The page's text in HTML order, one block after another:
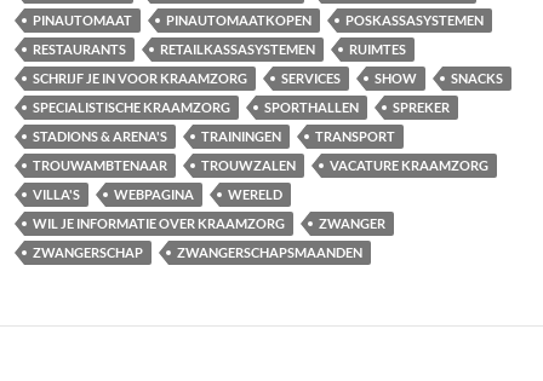
PINAUTOMAAT
PINAUTOMAATKOPEN
POSKASSASYSTEMEN
RESTAURANTS
RETAILKASSASYSTEMEN
RUIMTES
SCHRIJF JE IN VOOR KRAAMZORG
SERVICES SHOW
SNACKS
SPECIALISTISCHE KRAAMZORG
SPORTHALLEN
SPREKER
STADIONS & ARENA'S
TRAININGEN
TRANSPORT
TROUWAMBTENAAR
TROUWZALEN
VACATURE KRAAMZORG
VILLA'S
WEBPAGINA
WERELD
WIL JE INFORMATIE OVER KRAAMZORG
ZWANGER
ZWANGERSCHAP
ZWANGERSCHAPSMAANDEN